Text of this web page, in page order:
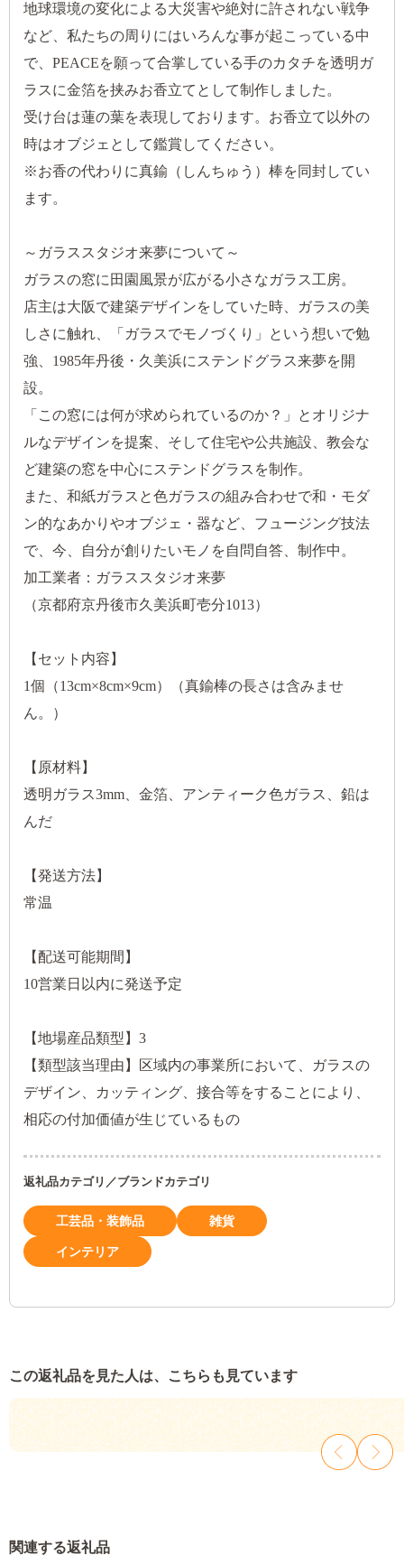
地球環境の変化による大災害や絶対に許されない戦争
など、私たちの周りにはいろんな事が起こっている中
で、PEACEを願って合掌している手のカタチを透明ガ
ラスに金箔を挟みお香立てとして制作しました。
受け台は蓮の葉を表現しております。お香立て以外の
時はオブジェとして鑑賞してください。
※お香の代わりに真鍮（しんちゅう）棒を同封してい
ます。
～ガラススタジオ来夢について～
ガラスの窓に田園風景が広がる小さなガラス工房。
店主は大阪で建築デザインをしていた時、ガラスの美
しさに触れ、「ガラスでモノづくり」という想いで勉
強、1985年丹後・久美浜にステンドグラス来夢を開
設。
「この窓には何が求められているのか？」とオリジナ
ルなデザインを提案、そして住宅や公共施設、教会な
ど建築の窓を中心にステンドグラスを制作。
また、和紙ガラスと色ガラスの組み合わせで和・モダ
ン的なあかりやオブジェ・器など、フュージング技法
で、今、自分が創りたいモノを自問自答、制作中。
加工業者：ガラススタジオ来夢
（京都府京丹後市久美浜町壱分1013）
【セット内容】
1個（13cm×8cm×9cm）（真鍮棒の長さは含みませ
ん。）
【原材料】
透明ガラス3mm、金箔、アンティーク色ガラス、鉛は
んだ
【発送方法】
常温
【配送可能期間】
10営業日以内に発送予定
【地場産品類型】3
【類型該当理由】区域内の事業所において、ガラスの
デザイン、カッティング、接合等をすることにより、
相応の付加価値が生じているもの
返礼品カテゴリ／ブランドカテゴリ
工芸品・装飾品 雑貨
インテリア
この返礼品を見た人は、こちらも見ています
関連する返礼品